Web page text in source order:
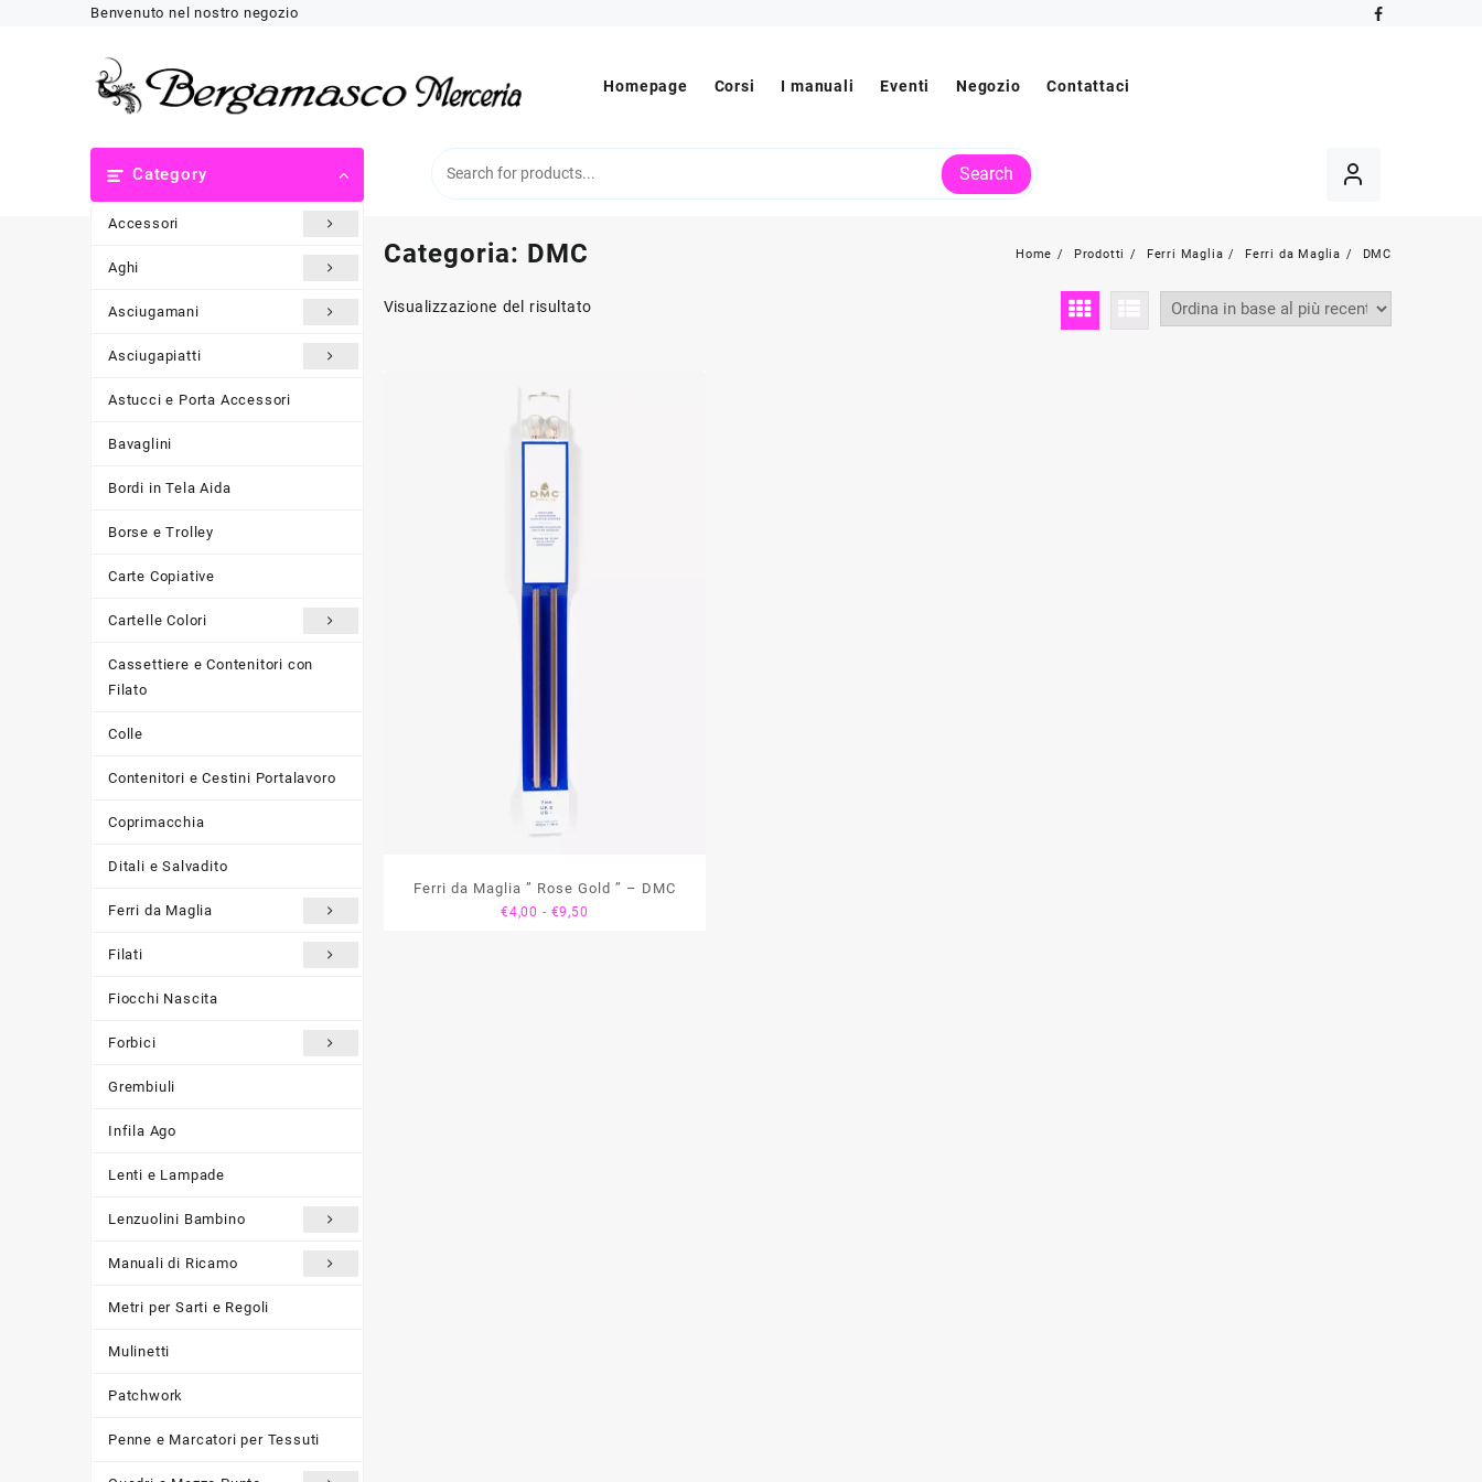
Benvenuto nel nostro negozio
Homepage Corsi I manuali Eventi Negozio Contattaci
Category
Accessori
Aghi
Asciugamani
Asciugapiatti
Astucci e Porta Accessori
Bavaglini
Bordi in Tela Aida
Borse e Trolley
Carte Copiative
Cartelle Colori
Cassettiere e Contenitori con
Filato
Colle
Contenitori e Cestini Portalavoro
Coprimacchia
Ditali e Salvadito
Ferri da Maglia
Filati
Fiocchi Nascita
Forbici
Grembiuli
Infila Ago
Lenti e Lampade
Lenzuolini Bambino
Manuali di Ricamo
Metri per Sarti e Regoli
Mulinetti
Patchwork
Penne e Marcatori per Tessuti
Search
Categoria: DMC Home Prodotti Ferri Maglia Ferri da Maglia DMC
Visualizzazione del risultato
Ferri da Maglia ” Rose Gold ” – DMC
€4,00 - €9,50